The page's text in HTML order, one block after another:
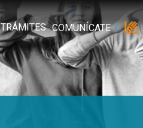
TRÁMITES COMUNÍCATE